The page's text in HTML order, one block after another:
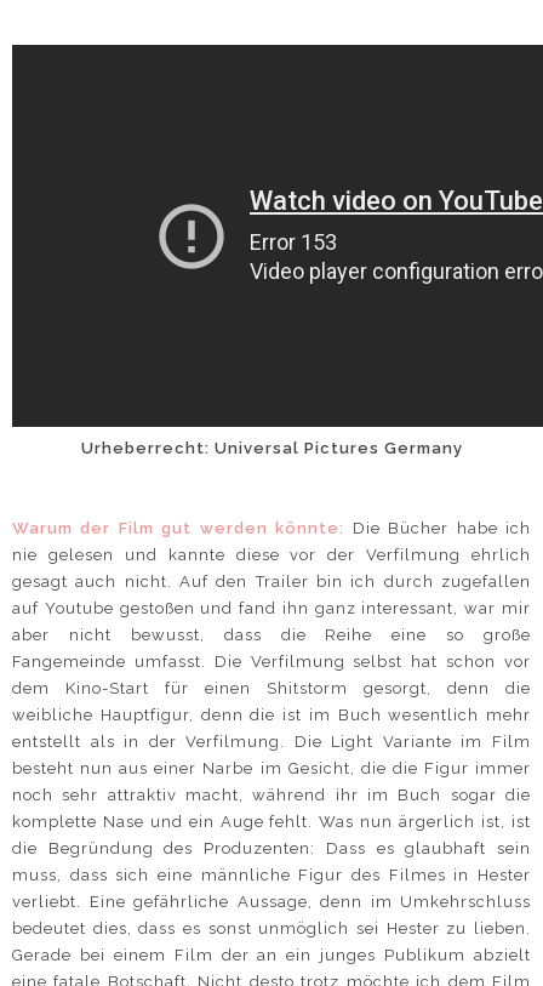
Urheberrecht: Universal Pictures Germany
Warum der Film gut werden könnte:
Die Bücher habe ich
nie gelesen und kannte diese vor der Verfilmung ehrlich
gesagt auch nicht. Auf den Trailer bin ich durch zugefallen
auf Youtube gestoßen und fand ihn ganz interessant, war mir
aber nicht bewusst, dass die Reihe eine so große
Fangemeinde umfasst. Die Verfilmung selbst hat schon vor
dem Kino-Start für einen Shitstorm gesorgt, denn die
weibliche Hauptfigur, denn die ist im Buch wesentlich mehr
entstellt als in der Verfilmung. Die Light Variante im Film
besteht nun aus einer Narbe im Gesicht, die die Figur immer
noch sehr attraktiv macht, während ihr im Buch sogar die
komplette Nase und ein Auge fehlt. Was nun ärgerlich ist, ist
die Begründung des Produzenten: Dass es glaubhaft sein
muss, dass sich eine männliche Figur des Filmes in Hester
verliebt. Eine gefährliche Aussage, denn im Umkehrschluss
bedeutet dies, dass es sonst unmöglich sei Hester zu lieben.
Gerade bei einem Film der an ein junges Publikum abzielt
eine fatale Botschaft. Nicht desto trotz möchte ich dem Film